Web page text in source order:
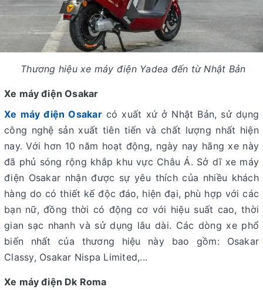
Thương hiệu xe máy điện Yadea đến từ Nhật Bản
Xe máy điện Osakar
Xe máy điện Osakarcó xuất xứ ở Nhật Bản, sử dụng
công nghệ sản xuất tiên tiến và chất lượng nhất hiện
nay. Với hơn 10 năm hoạt động, ngày nay hãng xe này
đã phủ sóng rộng khắp khu vực Châu Á. Sở dĩ xe máy
điện Osakar nhận được sự yêu thích của nhiều khách
hàng do có thiết kế độc đáo, hiện đại, phù hợp với các
bạn nữ, đồng thời có động cơ với hiệu suất cao, thời
gian sạc nhanh và sử dụng lâu dài. Các dòng xe phổ
biến nhất của thương hiệu này bao gồm: Osakar
Classy, Osakar Nispa Limited,...
Xe máy điện Dk Roma